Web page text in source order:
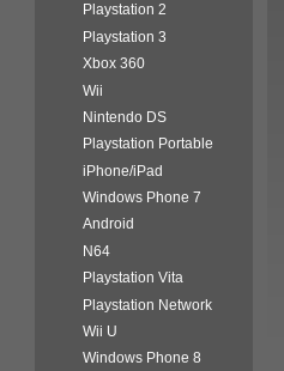
Playstation 2
Playstation 3
Xbox 360
Wii
Nintendo DS
Playstation Portable
iPhone/iPad
Windows Phone 7
Android
N64
Playstation Vita
Playstation Network
Wii U
Windows Phone 8